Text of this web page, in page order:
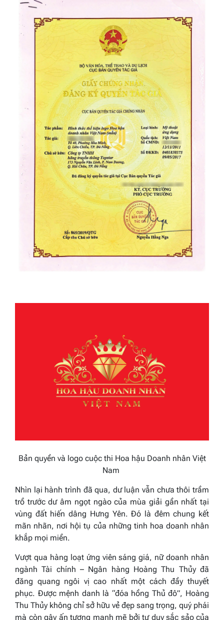
Bản quyền và logo cuộc thi Hoa hậu Doanh nhân Việt
Nam
Nhìn lại hành trình đã qua, dư luận vẫn chưa thôi trầm
trồ trước dư âm ngọt ngào của mùa giải gần nhất tại
vùng đất hiến dâng Hưng Yên. Đó là đêm chung kết
mãn nhãn, nơi hội tụ của những tinh hoa doanh nhân
khắp mọi miền.
Vượt qua hàng loạt ứng viên sáng giá, nữ doanh nhân
ngành Tài chính – Ngân hàng Hoàng Thu Thủy đã
đăng quang ngôi vị cao nhất một cách đầy thuyết
phục. Được mệnh danh là “đóa hồng Thủ đô”, Hoàng
Thu Thủy không chỉ sở hữu vẻ đẹp sang trọng, quý phái
mà còn gây ấn tượng mạnh mẽ bởi tư duy sắc sảo của